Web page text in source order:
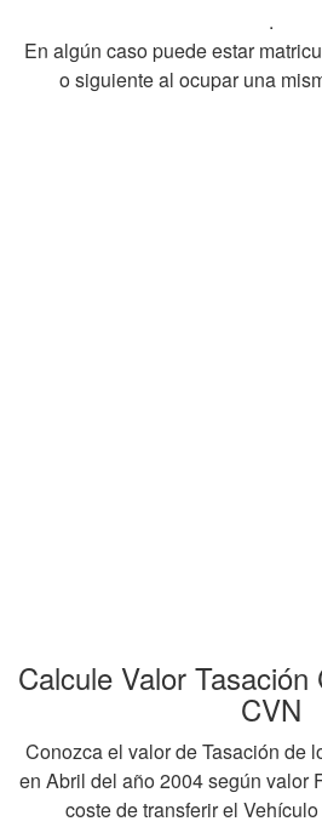
.
En algún caso puede estar
o siguiente al ocupar una
Calcule Valor
CVN
Conozca el valor de Tasación de
en Abril del año 2004 según valor
coste de transferir el